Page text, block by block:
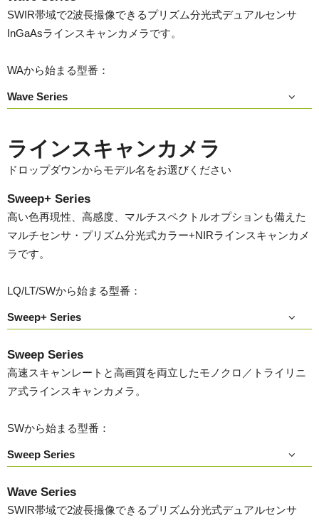
SWIR帯域で2波長撮像できるプリズム分光式デュアルセンサ
InGaAsラインスキャンカメラです。
WAから始まる型番：
Wave Series
ラインスキャンカメラ
ドロップダウンからモデル名をお選びください
Sweep+ Series
高い色再現性、高感度、マルチスペクトルオプションも備えた
マルチセンサ・プリズム分光式カラー+NIRラインスキャンカメ
ラです。
LQ/LT/SWから始まる型番：
Sweep+ Series
Sweep Series
高速スキャンレートと高画質を両立したモノクロ／トライリニ
ア式ラインスキャンカメラ。
SWから始まる型番：
Sweep Series
Wave Series
SWIR帯域で2波長撮像できるプリズム分光式デュアルセンサ